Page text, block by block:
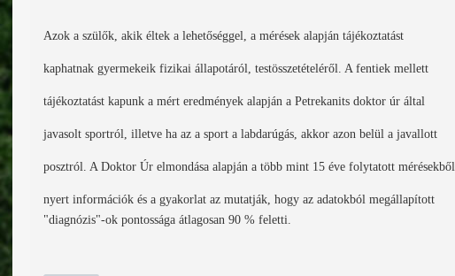
Azok a szülők, akik éltek a lehetőséggel, a mérések alapján tájékoztatást
kaphatnak gyermekeik fizikai állapotáról, testösszetételéről. A fentiek mellett
tájékoztatást kapunk a mért eredmények alapján a Petrekanits doktor úr által
javasolt sportról, illetve ha az a sport a labdarúgás, akkor azon belül a javallott
posztról. A Doktor Úr elmondása alapján a több mint 15 éve folytatott mérésekből
nyert információk és a gyakorlat az mutatják, hogy az adatokból megállapított
"diagnózis"-ok pontossága átlagosan 90 % feletti.